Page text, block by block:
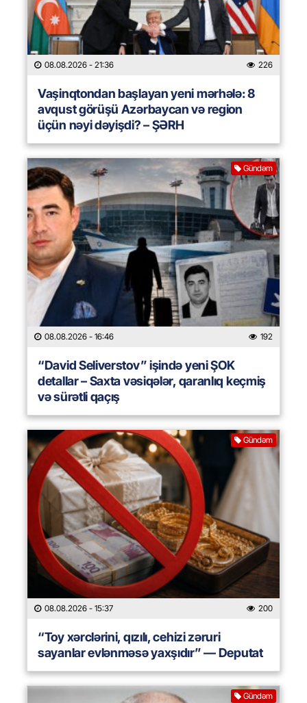
08.08.2026 - 21:36 226
Vaşinqtondan başlayan yeni mərhələ: 8
avqust görüşü Azərbaycan və region
üçün nəyi dəyişdi? – ŞƏRH
Gündəm
08.08.2026 - 16:46 192
“David Seliverstov” işində yeni ŞOK
detallar – Saxta vəsiqələr, qaranlıq keçmiş
və sürətli qaçış
Gündəm
08.08.2026 - 15:37 200
“Toy xərclərini, qızılı, cehizi zəruri
sayanlar evlənməsə yaxşıdır” — Deputat
Gündəm